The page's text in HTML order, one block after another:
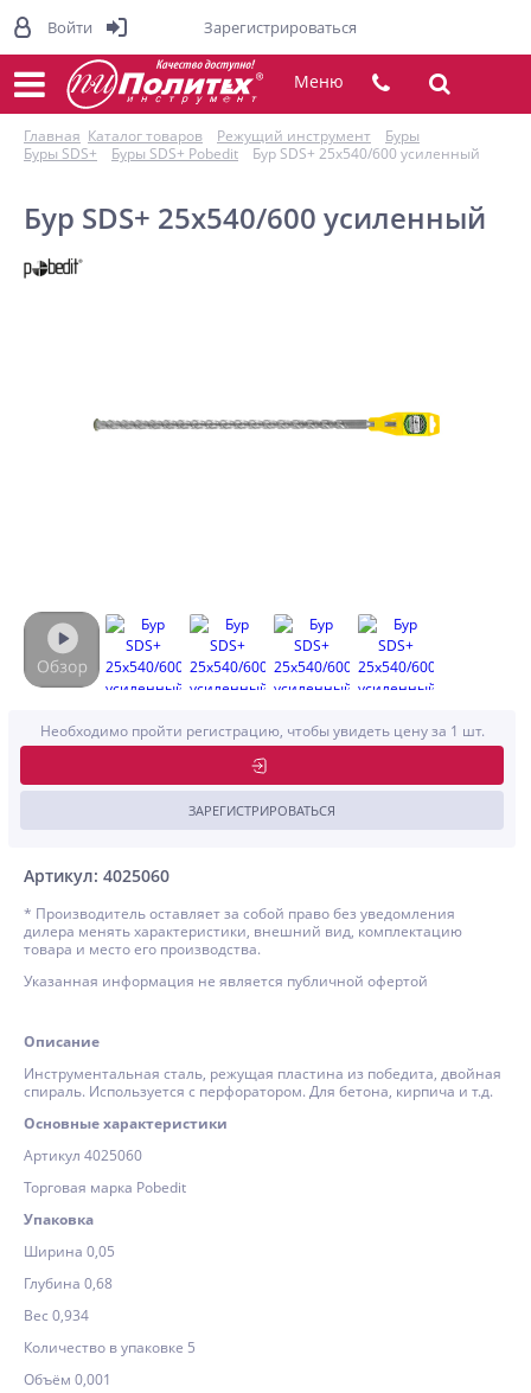
Меню
Главная Каталог товаров Режущий инструмент
Буры
Буры SDS+
Буры SDS+ Pobedit Бур SDS+ 25х540/600 усиленный
Бур SDS+ 25х540/600 усиленный
Артикул: 4025060
Необходимо пройти регистрацию, чтобы увидеть цену за 1 шт.
ЗАРЕГИСТРИРОВАТЬСЯ
* Производитель оставляет за собой право без уведомления
дилера менять характеристики, внешний вид, комплектацию
товара и место его производства.
Указанная информация не является публичной офертой
Описание
Инструментальная сталь, режущая пластина из победита, двойная
спираль. Используется с перфоратором. Для бетона, кирпича и т.д.
Основные характеристики
Артикул 4025060
Торговая марка Pobedit
Упаковка
Ширина 0,05
Глубина 0,68
Вес 0,934
Количество в упаковке 5
Объём 0,001
Войти Зарегистрироваться